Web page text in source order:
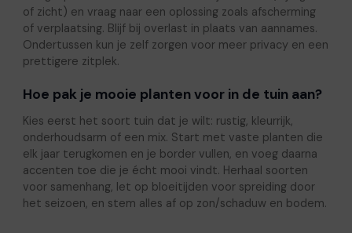
of zicht) en vraag naar een oplossing zoals afscherming
of verplaatsing. Blijf bij overlast in plaats van aannames.
Ondertussen kun je zelf zorgen voor meer privacy en een
prettigere zitplek.
Hoe pak je mooie planten voor in de tuin aan?
Kies eerst het soort tuin dat je wilt: rustig, kleurrijk,
onderhoudsarm of een mix. Start met vaste planten die
elk jaar terugkomen en je border vullen, en voeg daarna
accenten toe die je écht mooi vindt. Herhaal soorten
voor samenhang, let op bloeitijden voor spreiding door
het seizoen, en stem alles af op zon/schaduw en bodem.